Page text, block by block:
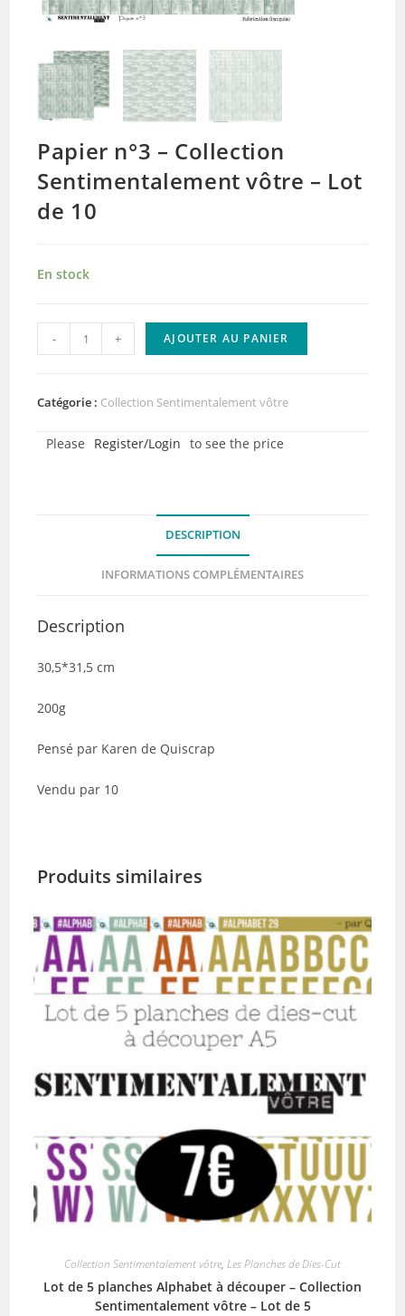
Papier n°3 – Collection
Sentimentalement vôtre – Lot
de 10
En stock
quantité
de
n°3
Collection
- + AJOUTER AU PANIER
Catégorie : Collection Sentimentalement vôtre
Please Register/Login to see the price
DESCRIPTION
INFORMATIONS COMPLÉMENTAIRES
Description
30,5*31,5 cm
200g
Pensé par Karen de Quiscrap
Vendu par 10
Produits similaires
Collection Sentimentalement vôtre, Les Planches de Dies-Cut
Lot de 5 planches Alphabet à découper – Collection
Sentimentalement vôtre – Lot de 5